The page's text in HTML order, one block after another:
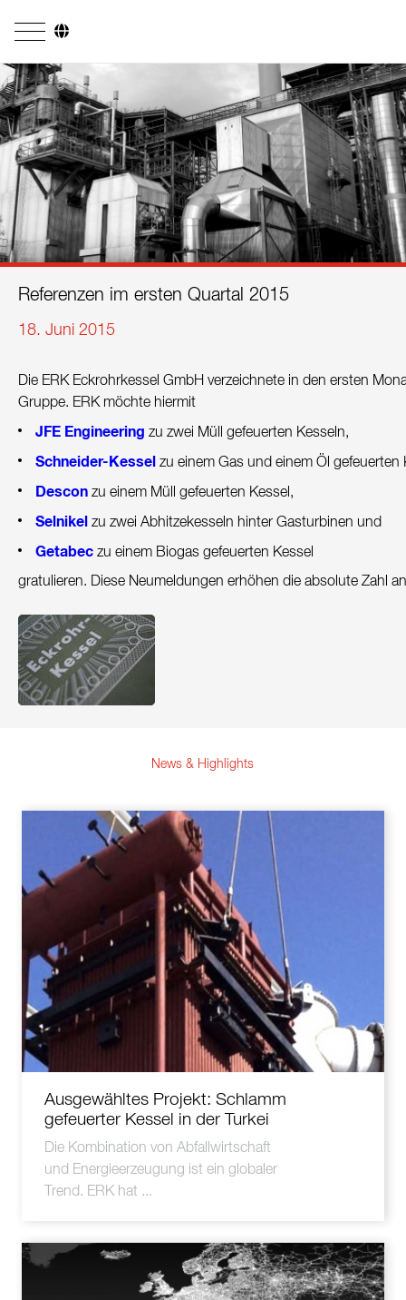
Unternehmen
Geschäftsfelder
Ingenieurdienstleistungen
Kesselsysteme
Feuerungssysteme
Referenzen
Kontakt
Nachhaltigkeit
Neuigkeiten
Fragen & Anworten
Datenschutzerklärung
Impressum
Referenzen im ersten Quartal 2015
18. Juni 2015
Die ERK Eckrohrkessel GmbH verzeichnete in den ersten
Gruppe. ERK möchte hiermit
JFE Engineering zu zwei Müll gefeuerten Kesseln,
Schneider-Kessel zu einem Gas und einem Öl gefeuerten
Descon zu einem Müll gefeuerten Kessel,
Selnikel zu zwei Abhitzekesseln hinter Gasturbinen und
Getabec zu einem Biogas gefeuerten Kessel
gratulieren. Diese Neumeldungen erhöhen die absolute Zahl
News & Highlights
Ausgewähltes Projekt: Schlamm
gefeuerter Kessel in der Turkei
Die Kombination von Abfallwirtschaft
und Energieerzeugung ist ein globaler
Trend. ERK hat ...